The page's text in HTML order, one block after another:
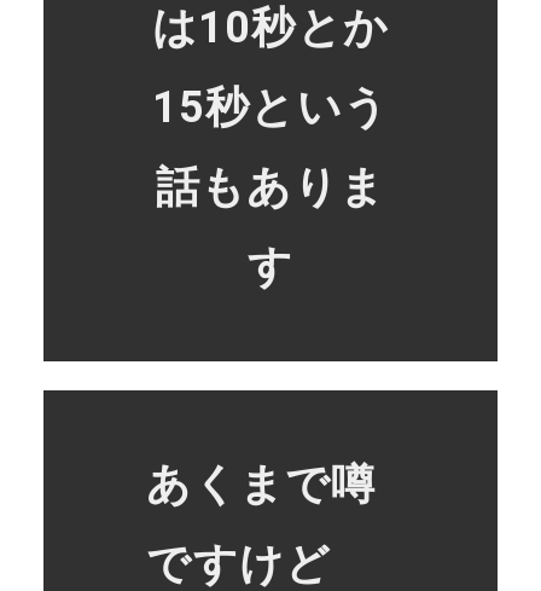
は10秒とか
15秒という
話もありま
す
あくまで噂
ですけど